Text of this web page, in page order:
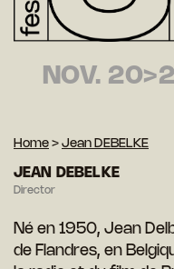
NOV.
Home > Jean DEBELKE
JEAN DEBELKE
Director
Né en 1950, Jean
de Flandres, en